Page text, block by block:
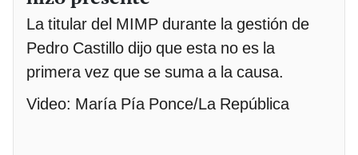
La titular del MIMP durante la gestión de
Pedro Castillo dijo que esta no es la
primera vez que se suma a la causa.
Video: María Pía Ponce/La República